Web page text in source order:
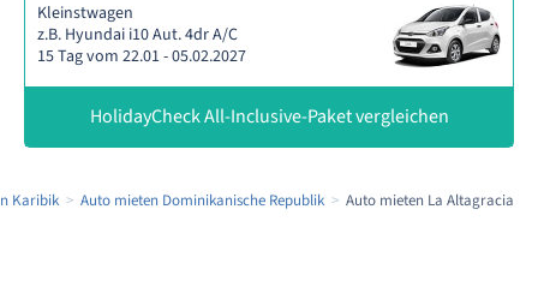
Kleinstwagen
z.B. Hyundai i10 Aut. 4dr A/C
15 Tag vom 22.01 - 05.02.2027
HolidayCheck All-Inclusive-Paket vergleichen
Karibik Auto mieten Dominikanische Republik Auto mieten La Altagracia